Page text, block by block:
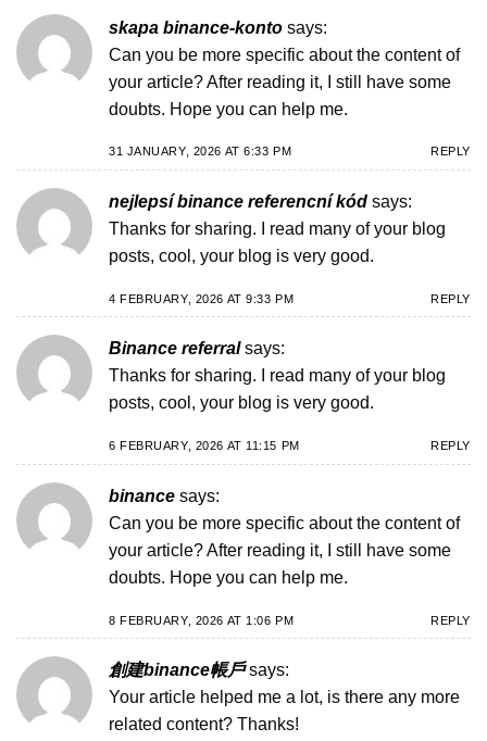
skapa binance-konto says:
Can you be more specific about the content of
your article? After reading it, I still have some
doubts. Hope you can help me.
31 JANUARY, 2026 AT 6:33 PM REPLY
nejlepsí binance referencní kód says:
Thanks for sharing. I read many of your blog
posts, cool, your blog is very good.
4 FEBRUARY, 2026 AT 9:33 PM REPLY
Binance referral says:
Thanks for sharing. I read many of your blog
posts, cool, your blog is very good.
6 FEBRUARY, 2026 AT 11:15 PM REPLY
binance says:
Can you be more specific about the content of
your article? After reading it, I still have some
doubts. Hope you can help me.
8 FEBRUARY, 2026 AT 1:06 PM REPLY
創建binance帳戶 says:
Your article helped me a lot, is there any more
related content? Thanks!